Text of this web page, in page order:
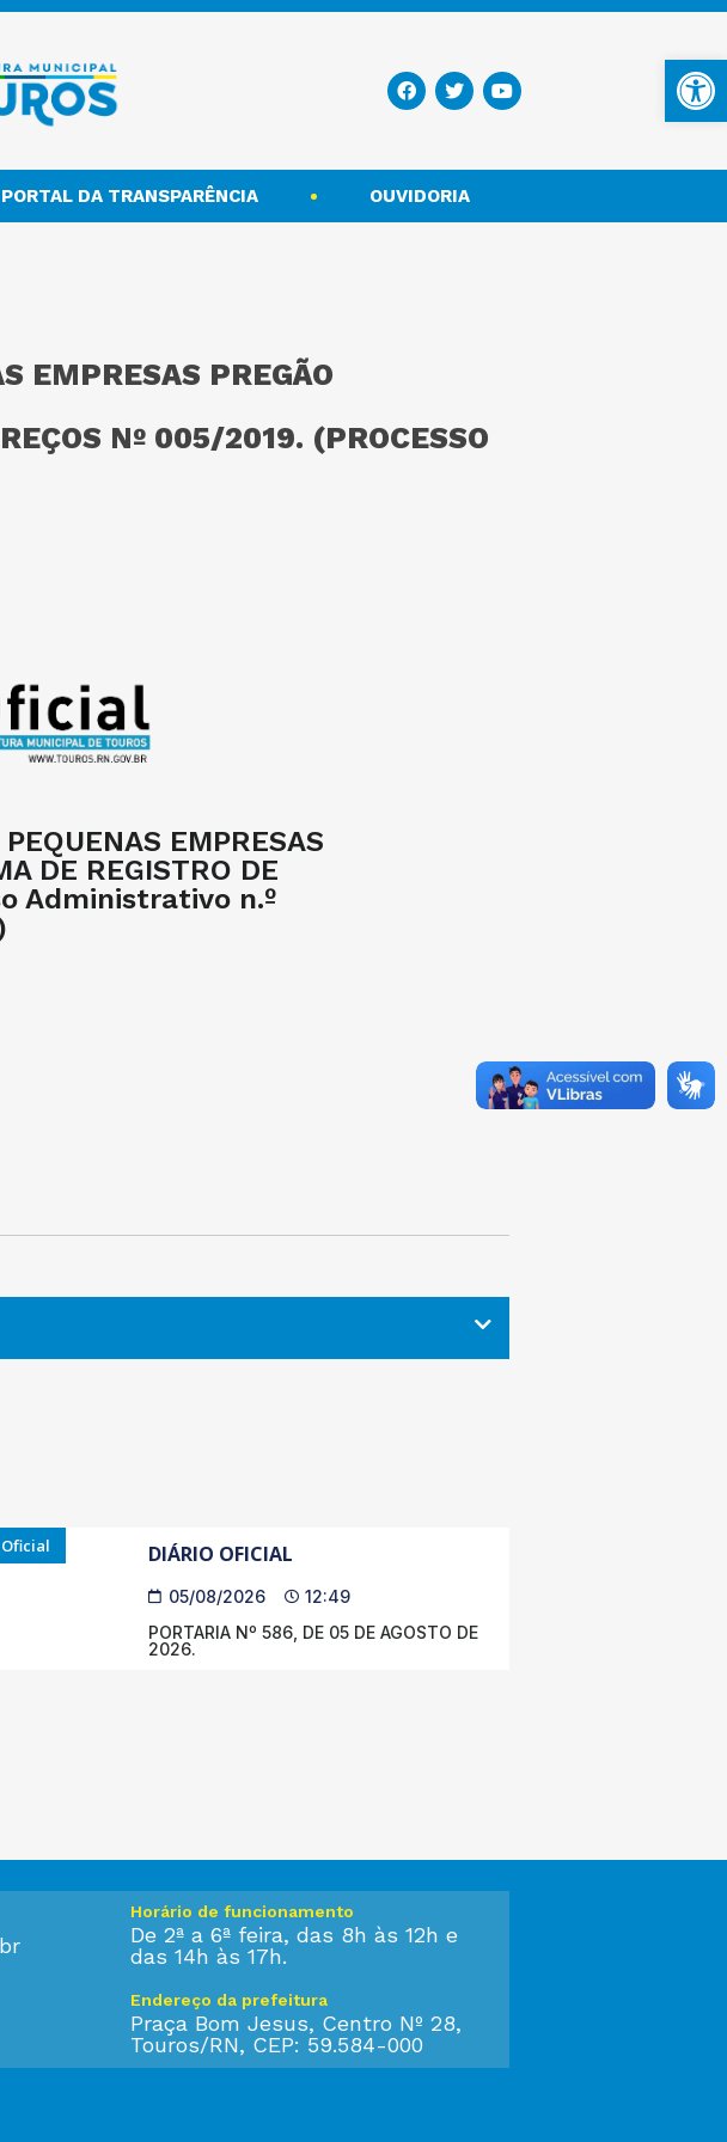
PORTAL DA TRANSPARÊNCIA OUVIDORIA
EMPRESAS PREGÃO
Nº 005/2019. (PROCESSO
EMPRESAS
DE REGISTRO DE
Administrativo n.º
DIÁRIO OFICIAL
05/08/2026
12:49
PORTARIA Nº 586, DE 05 DE AGOSTO DE
2026.
Horário de funcionamento
De 2ª a 6ª feira, das 8h às 12h e
das 14h às 17h.
Endereço da prefeitura
Praça Bom Jesus, Centro Nº 28,
Touros/RN, CEP: 59.584-000